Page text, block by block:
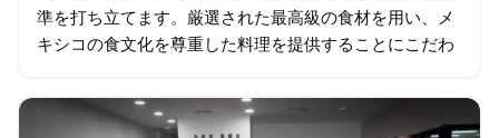
準を打ち立てます。厳選された最高級の食材を用い、メ
キシコの食文化を尊重した料理を提供することにこだわ
わってください。美味しい料理…